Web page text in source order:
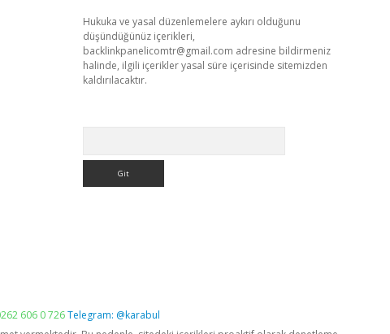
Hukuka ve yasal düzenlemelere aykırı olduğunu
düşündüğünüz içerikleri,
backlinkpanelicomtr@gmail.com adresine bildirmeniz
halinde, ilgili içerikler yasal süre içerisinde sitemizden
kaldırılacaktır.
606 0 726Telegram: @karabul